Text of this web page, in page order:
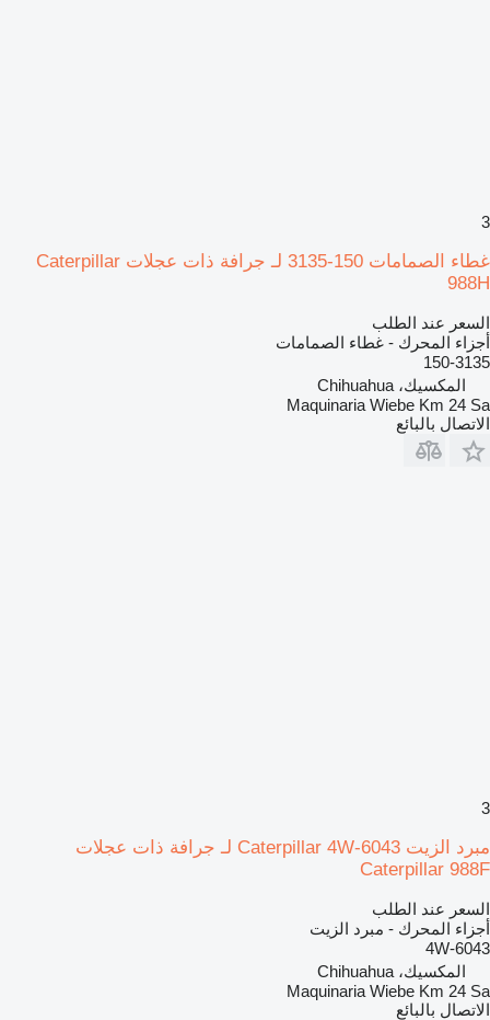
3
غطاء الصمامات 150-3135 لـ جرافة ذات عجلات Caterpillar
988H
السعر عند الطلب
أجزاء المحرك - غطاء الصمامات
150-3135
المكسيك، Chihuahua
Maquinaria Wiebe Km 24 Sa
الاتصال بالبائع
3
مبرد الزيت Caterpillar 4W-6043 لـ جرافة ذات عجلات
Caterpillar 988F
السعر عند الطلب
أجزاء المحرك - مبرد الزيت
4W-6043
المكسيك، Chihuahua
Maquinaria Wiebe Km 24 Sa
الاتصال بالبائع